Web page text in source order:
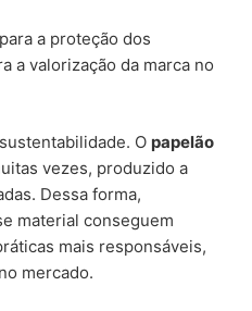
a proteção dos
a valorização da marca no
O papelão
vezes, produzido a
Dessa forma,
material conseguem
mais responsáveis,
mercado.